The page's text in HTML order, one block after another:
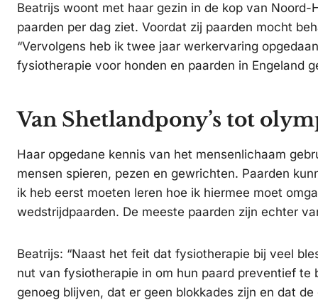
Beatrijs woont met haar gezin in de kop van
paarden per dag ziet. Voordat zij paarden mocht
“Vervolgens heb ik twee jaar werkervaring
fysiotherapie voor honden en paarden in Engeland
Van Shetlandpony’s tot
Haar opgedane kennis van het mensenlichaam
mensen spieren, pezen en gewrichten. Paarden
ik heb eerst moeten leren hoe ik hiermee moet
wedstrijdpaarden. De meeste paarden zijn echter
Beatrijs: “Naast het feit dat fysiotherapie bij veel
nut van fysiotherapie in om hun paard preventief
genoeg blijven, dat er geen blokkades zijn en dat